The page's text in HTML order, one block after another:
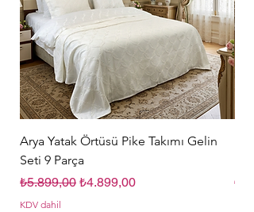
Arya Yatak Örtüsü Pike Takımı Gelin
Seti 9 Parça
Normal Fiyat
₺5.899,00 İndirimli Fiyat
₺4.899,00
KDV dahil